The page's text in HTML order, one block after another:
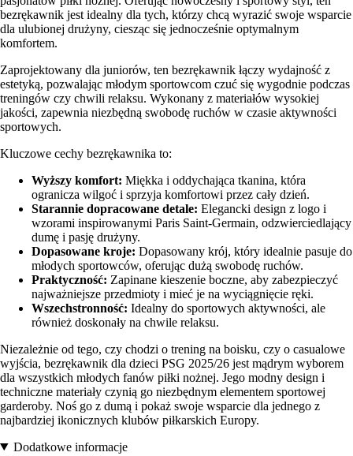
bezrękawnik jest idealny dla tych, którzy chcą wyrazić swoje wsparcie
dla ulubionej drużyny, ciesząc się jednocześnie optymalnym
komfortem.
Zaprojektowany dla juniorów, ten bezrękawnik łączy wydajność z
estetyką, pozwalając młodym sportowcom czuć się wygodnie podczas
treningów czy chwili relaksu. Wykonany z materiałów wysokiej
jakości, zapewnia niezbędną swobodę ruchów w czasie aktywności
sportowych.
Kluczowe cechy bezrękawnika to:
Wyższy komfort: Miękka i oddychająca tkanina, która
ogranicza wilgoć i sprzyja komfortowi przez cały dzień.
Starannie dopracowane detale: Elegancki design z logo i
wzorami inspirowanymi Paris Saint-Germain, odzwierciedlający
dumę i pasję drużyny.
Dopasowane kroje: Dopasowany krój, który idealnie pasuje do
młodych sportowców, oferując dużą swobodę ruchów.
Praktyczność: Zapinane kieszenie boczne, aby zabezpieczyć
najważniejsze przedmioty i mieć je na wyciągnięcie ręki.
Wszechstronność: Idealny do sportowych aktywności, ale
również doskonały na chwile relaksu.
Niezależnie od tego, czy chodzi o trening na boisku, czy o casualowe
wyjścia, bezrękawnik dla dzieci PSG 2025/26 jest mądrym wyborem
dla wszystkich młodych fanów piłki nożnej. Jego modny design i
techniczne materiały czynią go niezbędnym elementem sportowej
garderoby. Noś go z dumą i pokaż swoje wsparcie dla jednego z
najbardziej ikonicznych klubów piłkarskich Europy.
Dodatkowe informacje